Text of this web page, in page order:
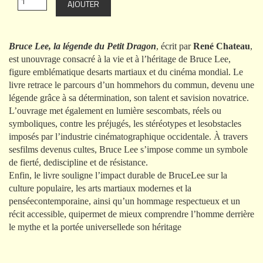
Bruce Lee, la légende du Petit Dragon, écrit parRené Chateau,
est unouvrage consacré à la vie et à l’héritage de Bruce Lee,
figure emblématique desarts martiaux et du cinéma mondial. Le
livre retrace le parcours d’un hommehors du commun, devenu une
légende grâce à sa détermination, son talent et savision novatrice.
L’ouvrage met également en lumière sescombats, réels ou
symboliques, contre les préjugés, les stéréotypes et lesobstacles
imposés par l’industrie cinématographique occidentale. À travers
sesfilms devenus cultes, Bruce Lee s’impose comme un symbole
de fierté, dediscipline et de résistance.
Enfin, le livre souligne l’impact durable de BruceLee sur la
culture populaire, les arts martiaux modernes et la
penséecontemporaine, ainsi qu’un hommage respectueux et un
récit accessible, quipermet de mieux comprendre l’homme derrière
le mythe et la portée universellede son héritage